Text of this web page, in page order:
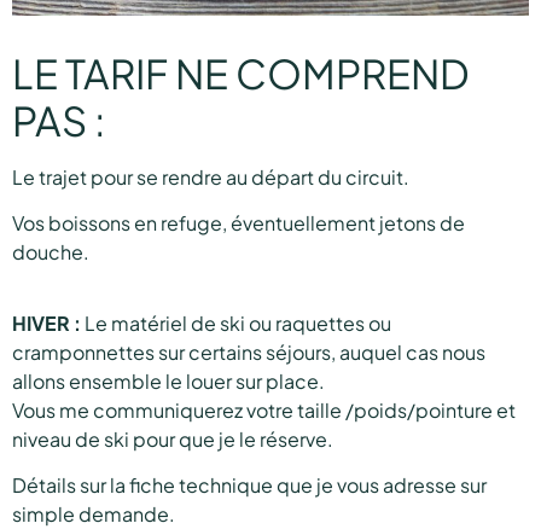
LE TARIF NE COMPREND
PAS :
Le trajet pour se rendre au départ du circuit.
Vos boissons en refuge, éventuellement jetons de
douche.
HIVER : Le matériel de ski ou raquettes ou
cramponnettes sur certains séjours, auquel cas nous
allons ensemble le louer sur place.
Vous me communiquerez votre taille /poids/pointure et
niveau de ski pour que je le réserve.
Détails sur la fiche technique que je vous adresse sur
simple demande.